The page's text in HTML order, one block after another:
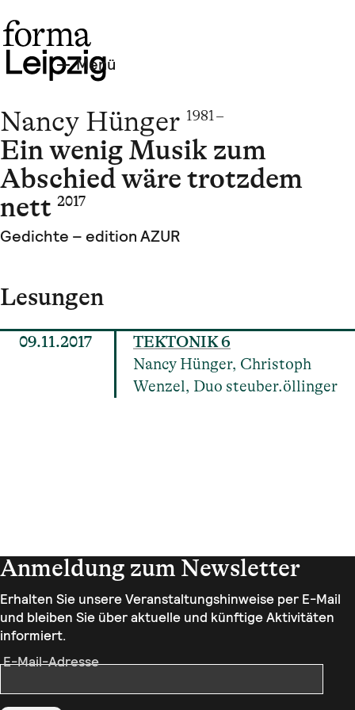
Menü
Nancy Hünger 1981 –
Ein wenig Musik zum
Abschied wäre trotzdem
nett 2017
Gedichte – edition AZUR
Lesungen
09.11.2017
TEKTONIK 6
Nancy Hünger, Christoph
Wenzel, Duo steuber.öllinger
Anmeldung zum Newsletter
Erhalten Sie unsere Veranstaltungshinweise per E-Mail
und bleiben Sie über aktuelle und künftige Aktivitäten
informiert.
E-Mail-Adresse